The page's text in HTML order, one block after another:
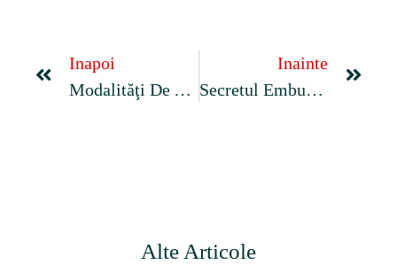
Inapoi
Modalităţi De Amplificare A Proceselor De Transmutaţie Biologică
Inainte
Secretul Embuvasilor
Alte Articole